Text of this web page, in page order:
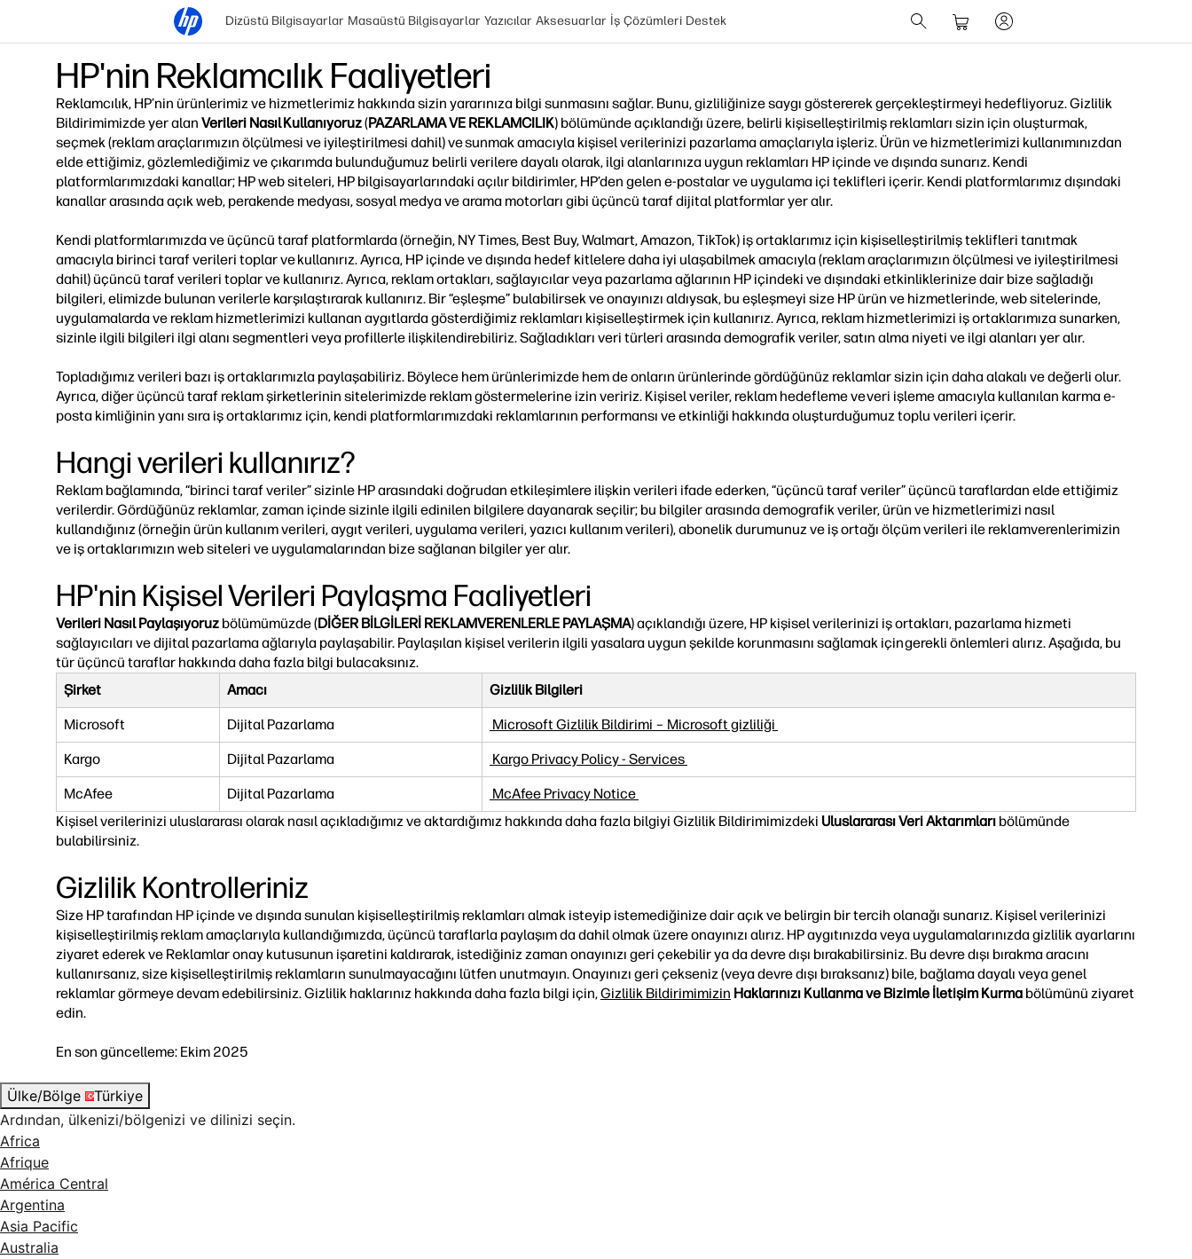
Dizüstü Bilgisayarlar Masaüstü Bilgisayarlar Yazıcılar Aksesuarlar İş Çözümleri Destek
HP'nin Reklamcılık Faaliyetleri
Reklamcılık, HP’nin ürünlerimiz ve hizmetlerimiz hakkında sizin yararınıza bilgi sunmasını sağlar. Bunu, gizliliğinize saygı göstererek gerçekleştirmeyi hedefliyoruz. Gizlilik
Bildirimimizde yer alan Verileri Nasıl Kullanıyoruz(PAZARLAMA VE REKLAMCILIK) bölümünde açıklandığı üzere, belirli kişiselleştirilmiş reklamları sizin için oluşturmak,
seçmek (reklam araçlarımızın ölçülmesi ve iyileştirilmesi dahil) ve sunmak amacıyla kişisel verilerinizi pazarlama amaçlarıyla işleriz. Ürün ve hizmetlerimizi kullanımınızdan
elde ettiğimiz, gözlemlediğimiz ve çıkarımda bulunduğumuz belirli verilere dayalı olarak, ilgi alanlarınıza uygun reklamları HP içinde ve dışında sunarız. Kendi
platformlarımızdaki kanallar; HP web siteleri, HP bilgisayarlarındaki açılır bildirimler, HP’den gelen e-postalar ve uygulama içi teklifleri içerir. Kendi platformlarımız dışındaki
kanallar arasında açık web, perakende medyası, sosyal medya ve arama motorları gibi üçüncü taraf dijital platformlar yer alır.
Kendi platformlarımızda ve üçüncü taraf platformlarda (örneğin, NY Times, Best Buy, Walmart, Amazon, TikTok) iş ortaklarımız için kişiselleştirilmiş teklifleri tanıtmak
amacıyla birinci taraf verileri toplar ve kullanırız. Ayrıca, HP içinde ve dışında hedef kitlelere daha iyi ulaşabilmek amacıyla (reklam araçlarımızın ölçülmesi ve iyileştirilmesi
dahil) üçüncü taraf verileri toplar ve kullanırız. Ayrıca, reklam ortakları, sağlayıcılar veya pazarlama ağlarının HP içindeki ve dışındaki etkinliklerinize dair bize sağladığı
bilgileri, elimizde bulunan verilerle karşılaştırarak kullanırız. Bir “eşleşme” bulabilirsek ve onayınızı aldıysak, bu eşleşmeyi size HP ürün ve hizmetlerinde, web sitelerinde,
uygulamalarda ve reklam hizmetlerimizi kullanan aygıtlarda gösterdiğimiz reklamları kişiselleştirmek için kullanırız. Ayrıca, reklam hizmetlerimizi iş ortaklarımıza sunarken,
sizinle ilgili bilgileri ilgi alanı segmentleri veya profillerle ilişkilendirebiliriz. Sağladıkları veri türleri arasında demografik veriler, satın alma niyeti ve ilgi alanları yer alır.
Topladığımız verileri bazı iş ortaklarımızla paylaşabiliriz. Böylece hem ürünlerimizde hem de onların ürünlerinde gördüğünüz reklamlar sizin için daha alakalı ve değerli olur.
Ayrıca, diğer üçüncü taraf reklam şirketlerinin sitelerimizde reklam göstermelerine izin veririz. Kişisel veriler, reklam hedefleme ve veri işleme amacıyla kullanılan karma e-
posta kimliğinin yanı sıra iş ortaklarımız için, kendi platformlarımızdaki reklamlarının performansı ve etkinliği hakkında oluşturduğumuz toplu verileri içerir.
Hangi verileri kullanırız?
Reklam bağlamında, “birinci taraf veriler” sizinle HP arasındaki doğrudan etkileşimlere ilişkin verileri ifade ederken, “üçüncü taraf veriler” üçüncü taraflardan elde ettiğimiz
verilerdir. Gördüğünüz reklamlar, zaman içinde sizinle ilgili edinilen bilgilere dayanarak seçilir; bu bilgiler arasında demografik veriler, ürün ve hizmetlerimizi nasıl
kullandığınız (örneğin ürün kullanım verileri, aygıt verileri, uygulama verileri, yazıcı kullanım verileri), abonelik durumunuz ve iş ortağı ölçüm verileri ile reklamverenlerimizin
ve iş ortaklarımızın web siteleri ve uygulamalarından bize sağlanan bilgiler yer alır.
HP'nin Kişisel Verileri Paylaşma Faaliyetleri
Verileri Nasıl Paylaşıyoruz bölümümüzde (DİĞER BİLGİLERİ REKLAMVERENLERLE PAYLAŞMA) açıklandığı üzere, HP kişisel verilerinizi iş ortakları, pazarlama hizmeti
sağlayıcıları ve dijital pazarlama ağlarıyla paylaşabilir. Paylaşılan kişisel verilerin ilgili yasalara uygun şekilde korunmasını sağlamak için gerekli önlemleri alırız. Aşağıda, bu
tür üçüncü taraflar hakkında daha fazla bilgi bulacaksınız.
Şirket
Amacı Gizlilik Bilgileri
Microsoft Dijital Pazarlama Microsoft Gizlilik Bildirimi – Microsoft gizliliği
Kargo Dijital Pazarlama Kargo Privacy Policy - Services
McAfee Dijital Pazarlama
McAfee Privacy Notice
Kişisel verilerinizi uluslararası olarak nasıl açıkladığımız ve aktardığımız hakkında daha fazla bilgiyi Gizlilik Bildirimimizdeki Uluslararası Veri Aktarımları bölümünde
bulabilirsiniz.
Gizlilik Kontrolleriniz
Size HP tarafından HP içinde ve dışında sunulan kişiselleştirilmiş reklamları almak isteyip istemediğinize dair açık ve belirgin bir tercih olanağı sunarız. Kişisel verilerinizi
kişiselleştirilmiş reklam amaçlarıyla kullandığımızda, üçüncü taraflarla paylaşım da dahil olmak üzere onayınızı alırız. HP aygıtınızda veya uygulamalarınızda gizlilik ayarlarını
ziyaret ederek ve Reklamlar onay kutusunun işaretini kaldırarak, istediğiniz zaman onayınızı geri çekebilir ya da devre dışı bırakabilirsiniz. Bu devre dışı bırakma aracını
kullanırsanız, size kişiselleştirilmiş reklamların sunulmayacağını lütfen unutmayın. Onayınızı geri çekseniz (veya devre dışı bıraksanız) bile, bağlama dayalı veya genel
reklamlar görmeye devam edebilirsiniz. Gizlilik haklarınız hakkında daha fazla bilgi için,Gizlilik Bildirimimizin Haklarınızı Kullanma ve Bizimle İletişim Kurma bölümünü ziyaret
edin.
En son güncelleme: Ekim 2025
Ülke/Bölge
Türkiye
Ardından, ülkenizi/bölgenizi ve dilinizi seçin.
Africa
Afrique
América Central
Argentina
Asia Pacific
Australia